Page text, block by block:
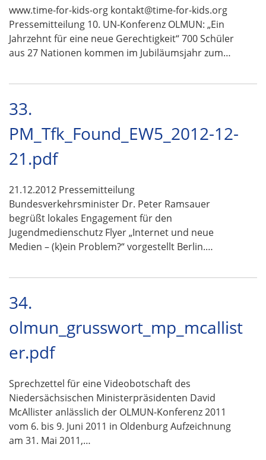
www.time-for-kids-org kontakt@time-for-kids.org
Pressemitteilung 10. UN-Konferenz OLMUN: „Ein
Jahrzehnt für eine neue Gerechtigkeit“ 700 Schüler
aus 27 Nationen kommen im Jubiläumsjahr zum…
33.
PM_Tfk_Found_EW5_2012-12-
21.pdf
21.12.2012 Pressemitteilung
Bundesverkehrsminister Dr. Peter Ramsauer
begrüßt lokales Engagement für den
Jugendmedienschutz Flyer „Internet und neue
Medien – (k)ein Problem?“ vorgestellt Berlin.…
34.
olmun_grusswort_mp_mcallist
er.pdf
Sprechzettel für eine Videobotschaft des
Niedersächsischen Ministerpräsidenten David
McAllister anlässlich der OLMUN-Konferenz 2011
vom 6. bis 9. Juni 2011 in Oldenburg Aufzeichnung
am 31. Mai 2011,…